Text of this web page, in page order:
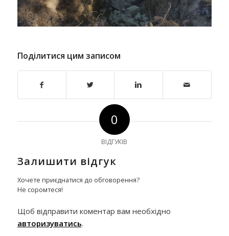
Поділитися цим записом
0
ВІДГУКІВ
Залишити відгук
Хочете приєднатися до обговорення?
Не соромтеся!
Щоб відправити коментар вам необхідно
авторизуватись.